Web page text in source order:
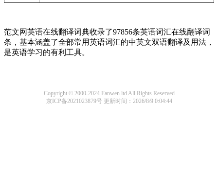
范文网英语在线翻译词典收录了97856条英语词汇在线翻译词
条，基本涵盖了全部常用英语词汇的中英文双语翻译及用法，
是英语学习的有利工具。
Copyright © 2000-2024 Fanwen.ltd All Rights Reserved
京ICP备2021023879号更新时间：2026/8/9 0:04:44